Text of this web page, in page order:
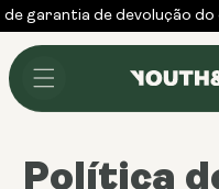
para o
conteúdo
garantia de devolução do
Política